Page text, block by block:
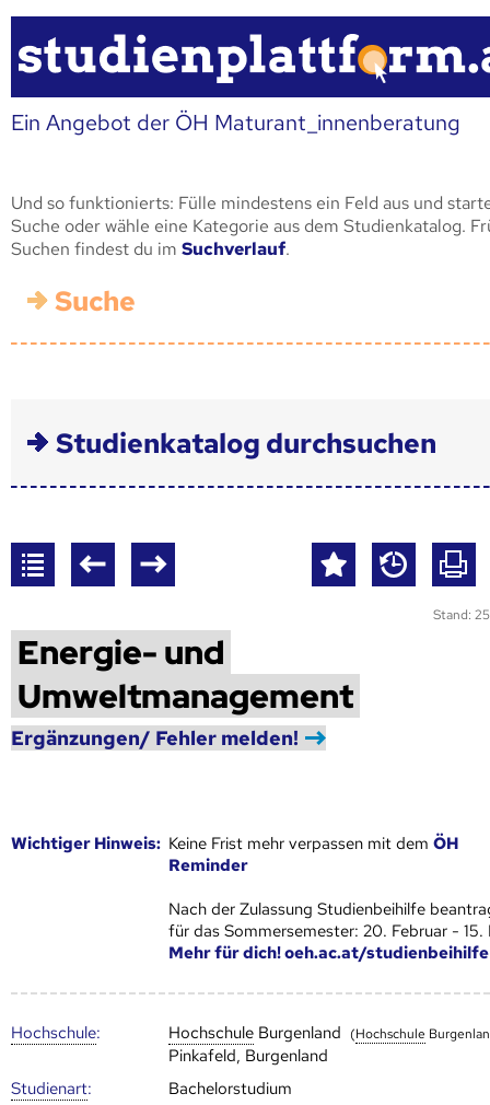
Ein Angebot der ÖH Maturant_innenberatung
Und so funktionierts: Fülle mindestens ein Feld aus und
Suche oder wähle eine Kategorie aus dem Studienkatalog.
Suchen findest du im Suchverlauf.
Suche
Studienkatalog durchsuchen
Stand:
Energie- und
Umweltmanagement
Ergänzungen/ Fehler melden!
Wich­ti­ger Hin­weis: Keine Frist mehr verpassen mit demÖH
Reminder
Nach der Zulassung Studienbeihilfe
für das Sommersemester: 20. Februar - 15.
Mehr für dich! oeh.ac.at/studienbeihilfe
Hoch­schule: Hoch­schule Burgenland (Hoch­schule
Pinkafeld, Burgenland
Studienart:
Bachelorstudium